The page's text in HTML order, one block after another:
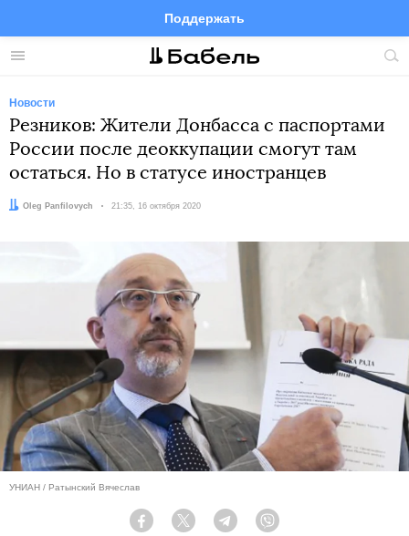
Меню
Поддержать
FacebookTelegramTwitter
Новости
Резников: Жители Донбасса с паспортами
России после деоккупации смогут там
остаться. Но в статусе иностранцев
Автор:
Oleg Panfilovych Дата:
21:35, 16 октября 2020
УНИАН / Ратынский Вячеслав
Facebook Twitter Telegram